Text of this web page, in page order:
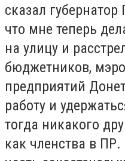
сказал
что мне теперь
на улицу и
бюджетников,
предприятий
работу и
тогда никакого
как членства в ПР.